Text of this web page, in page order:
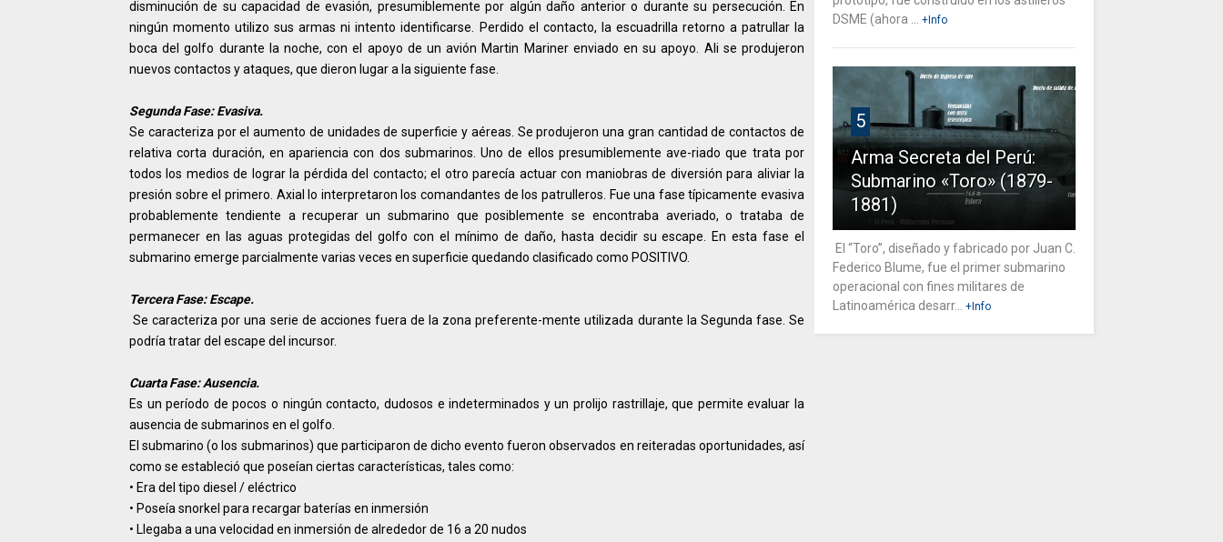
disminución de su capacidad de evasión, presumiblemente por algún daño anterior o durante su persecución. En
ningún momento utilizo sus armas ni intento identificarse. Perdido el contacto, la escuadrilla retorno a patrullar la
boca del golfo durante la noche, con el apoyo de un avión Martin Mariner enviado en su apoyo. Ali se produjeron
nuevos contactos y ataques, que dieron lugar a la siguiente fase.
Segunda Fase: Evasiva.
Se caracteriza por el aumento de unidades de superficie y aéreas. Se produjeron una gran cantidad de contactos de
relativa corta duración, en apariencia con dos submarinos. Uno de ellos presumiblemente ave-riado que trata por
todos los medios de lograr la pérdida del contacto; el otro parecía actuar con maniobras de diversión para aliviar la
presión sobre el primero. Axial lo interpretaron los comandantes de los patrulleros. Fue una fase típicamente evasiva
probablemente tendiente a recuperar un submarino que posiblemente se encontraba averiado, o trataba de
permanecer en las aguas protegidas del golfo con el mínimo de daño, hasta decidir su escape. En esta fase el
submarino emerge parcialmente varias veces en superficie quedando clasificado como POSITIVO.
Tercera Fase: Escape.
Se caracteriza por una serie de acciones fuera de la zona preferente-mente utilizada durante la Segunda fase. Se
podría tratar del escape del incursor.
Cuarta Fase: Ausencia.
Es un período de pocos o ningún contacto, dudosos e indeterminados y un prolijo rastrillaje, que permite evaluar la
ausencia de submarinos en el golfo.
El submarino (o los submarinos) que participaron de dicho evento fueron observados en reiteradas oportunidades, así
como se estableció que poseían ciertas características, tales como:
• Era del tipo diesel / eléctrico
• Poseía snorkel para recargar baterías en inmersión
• Llegaba a una velocidad en inmersión de alrededor de 16 a 20 nudos
DSME (ahora ...
+Info
5
Arma Secreta del Perú:
Submarino «Toro» (1879-
1881)
El “Toro”, diseñado y fabricado por Juan C.
Federico Blume, fue el primer submarino
operacional con fines militares de
Latinoamérica desarr...
+Info